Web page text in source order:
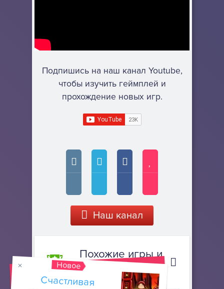
Подпишись на наш канал Youtube,
чтобы изучить геймплей и
прохождение новых игр.
Наш канал
Похожие игры и
прохождения
Новое
Счастливая
обезьянка уровень